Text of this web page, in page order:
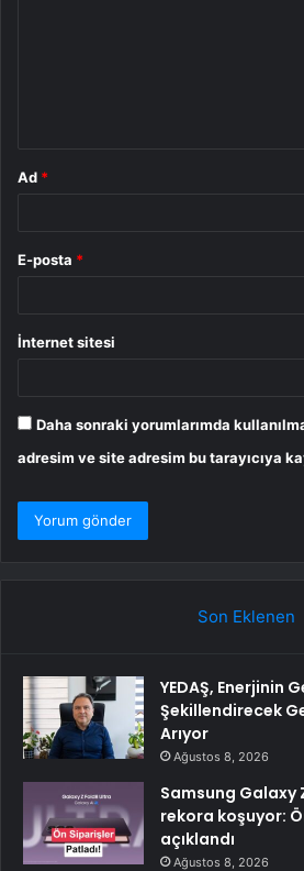
Ad *
E-posta *
İnternet sitesi
Daha sonraki yorumlarımda
adresim ve site adresim bu tarayıcıya
Son Eklenen
YEDAŞ, Enerjinin
Şekillendirecek
Arıyor
Ağustos 8, 2026
Samsung Galaxy
rekora koşuyor:
açıklandı
Ağustos 8, 2026